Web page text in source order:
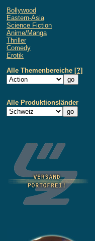
Bollywood
Eastern-Asia
Science Fiction
Anime/Manga
Thriller
Comedy
Erotik
Alle Themenbereiche [?]
Alle Produktionsländer